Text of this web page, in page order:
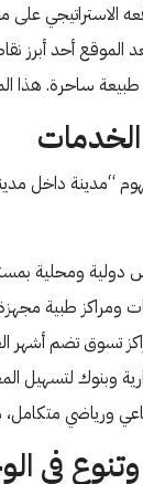
الاستراتيجي على
أحد أبرز
ساحرة. هذا
“مدينة داخل
دولية ومحلية
ومراكز طبية مجهزة
تسوق تضم أشهر
وبنوك لتسهيل
ورياضي